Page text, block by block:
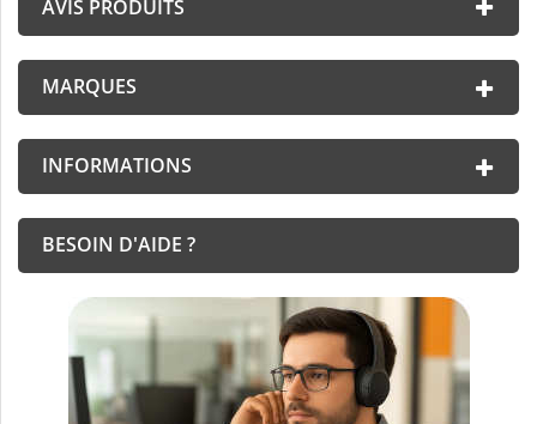
AVIS PRODUITS
MARQUES
INFORMATIONS
BESOIN D'AIDE ?